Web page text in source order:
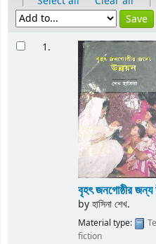
1.
বৃহৎ জনগোষ্ঠীর
byহাসিনা শেখ.
Material type:
fiction